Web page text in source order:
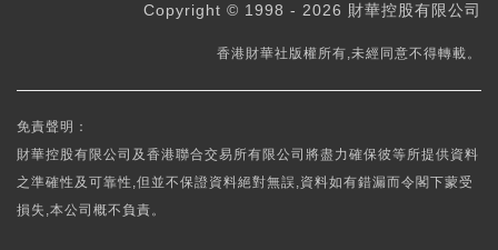
Copyright © 1998 - 2026 財華控股有限公司
香港財華社版權所有,未經同意不得轉載。
免責聲明：
財華控股有限公司及香港聯合交易所有限公司將盡力確保彼等所提供資料
之準確性及可靠性,但並不保證資料絕對無誤,資料如有錯漏而令閣下蒙受
損失,本公司概不負責。